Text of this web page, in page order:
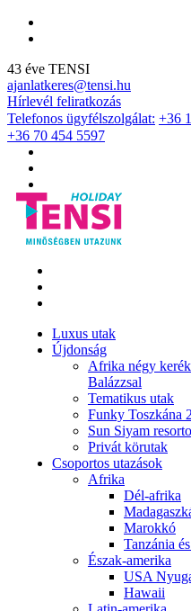
43 éve TENSI
ajanlatkeres@tensi.hu
Hírlevél feliratkozás
Telefonos ügyfélszolgálat: +36
+36 70 454 5597
Luxus utak
Újdonság
Afrika négy
Balázzsal
Tematikus utak
Funky Toszkána
Sun Siyam
Privát körutak
Csoportos utazások
Afrika
Dél-afrika
Marokkó
Tanzánia
Észak-amerika
USA
Hawaii